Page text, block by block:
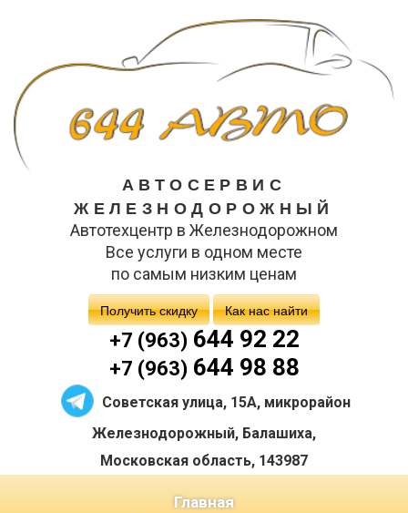
АВТОСЕРВИС
ЖЕЛЕЗНОДОРОЖНЫЙ
Автотехцентр в Железнодорожном
Все услуги в одном месте
по самым низким ценам
Получить скидку Как нас найти
+7 (963)644 92 22
+7 (963)644 98 88
Советская улица, 15А, микрорайон
Железнодорожный, Балашиха,
Московская область, 143987
Главная(current)